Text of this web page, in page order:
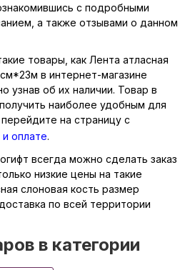
с подробными
а также отзывами о данном
товары, как Лента атласная
в интернет-магазине
узнав об их наличии. Товар в
наиболее удобным для
на страницу с
оплате.
всегда можно сделать заказ
низкие цены на такие
слоновая кость размер
по всей территории
в категории